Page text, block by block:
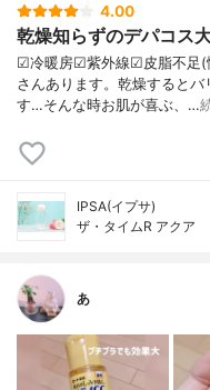
4.00
乾燥知らずのデパコス
☑︎冷暖房☑︎紫外線☑︎皮脂不足(
さんあります。乾燥すると
す…そんな時お肌が喜ぶ、…
IPSA(イプサ)
ザ・タイムR アクア
あ